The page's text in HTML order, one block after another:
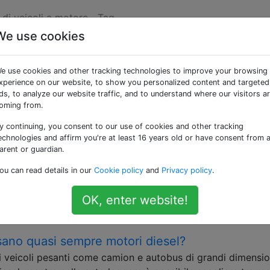
di veicoli a motore Tag
«gasoline»
petrolchimico raffinato dal petrolio greggio e utilizzato
premium (alto numero di ottano)?
le stazioni di benzina (gas) offrano benzina senza
è (naturalmente) più costosa e mi sono spesso
bisogno di fare il pieno di premium ogni volta per godere
quasi sempre motori diesel?
pesanti come camion e autobus di grandi
use cookies
use cookies and other tracking technologies to improve your browsing
on our website, to show you personalized content and targeted
to analyze our website traffic, and to understand where our visitors
from.
continuing, you consent to our use of cookies and other tracking
and affirm you're at least 16 years old or have consent from a
or guardian.
can read details in our Cookie policy and Privacy policy.
OK, enter website!